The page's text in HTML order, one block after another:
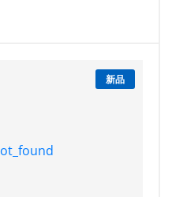
新品